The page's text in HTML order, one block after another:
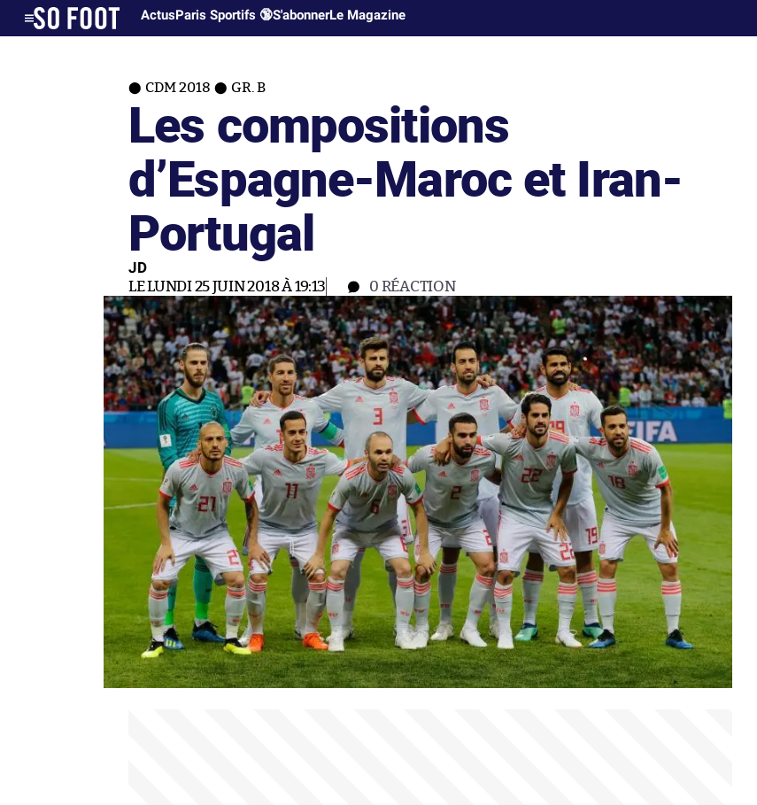
ActusParis Sportifs 🔞S'abonnerLe Magazine
CDM 2018 GR. B
Les compositions
d’Espagne-Maroc et Iran-
Portugal
JD
LE LUNDI 25 JUIN 2018 À 19:13 0 RÉACTION